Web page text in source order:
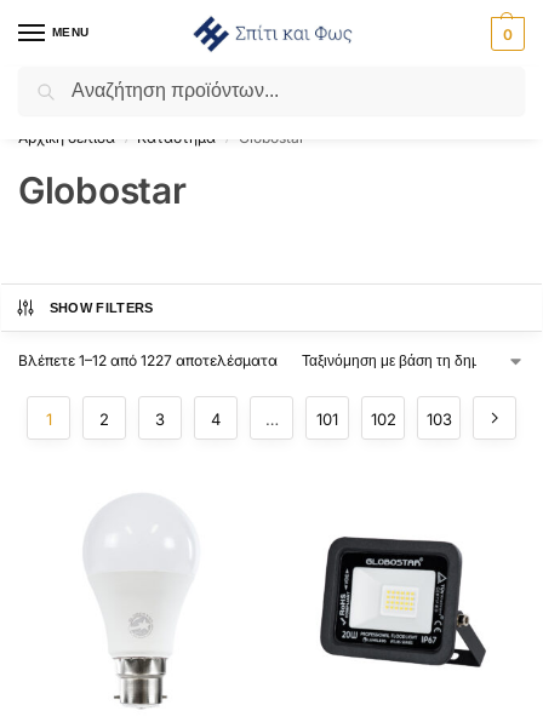
MENU 0
Flash Sale ⚡ 10% Έκπτωση με τον κωδικό ‘SPRING’!
Αρχική σελίδα / Κατάστημα / Globostar
Globostar
SHOW FILTERS
Βλέπετε 1–12 από 1227 αποτελέσματα
1 2 3 4 … 101 102 103